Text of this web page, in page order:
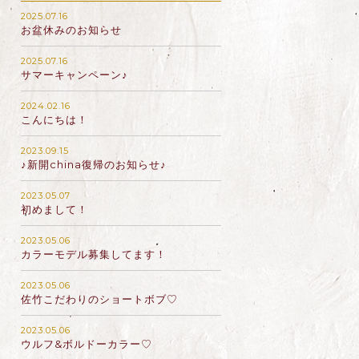
2025.07.16
お盆休みのお知らせ
2025.07.16
サマーキャンペーン♪
2024.02.16
こんにちは！
2023.09.15
♪新開china復帰のお知らせ♪
2023.05.07
初めまして！
2023.05.06
カラーモデル募集してます！
2023.05.06
佐竹こだわりのショートボブ♡
2023.05.06
ウルフ&ボルドーカラー♡